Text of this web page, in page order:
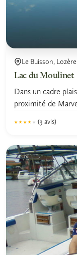
Le Buisson, Lozère
Lac du Moulinet
Dans un cadre
proximité de
★★★★★
★★★★★ (3 avis)